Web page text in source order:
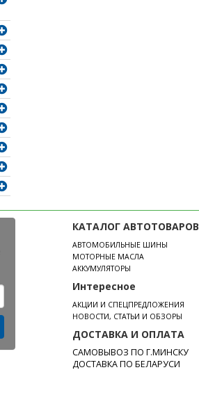
КАТАЛОГ АВТОТОВАРОВ
АВТОМОБИЛЬНЫЕ ШИНЫ
МОТОРНЫЕ МАСЛА
АККУМУЛЯТОРЫ
Интересное
АКЦИИ И СПЕЦПРЕДЛОЖЕНИЯ
НОВОСТИ, СТАТЬИ И ОБЗОРЫ
ДОСТАВКА И ОПЛАТА
САМОВЫВОЗ ПО Г.МИНСКУ
ДОСТАВКА ПО БЕЛАРУСИ